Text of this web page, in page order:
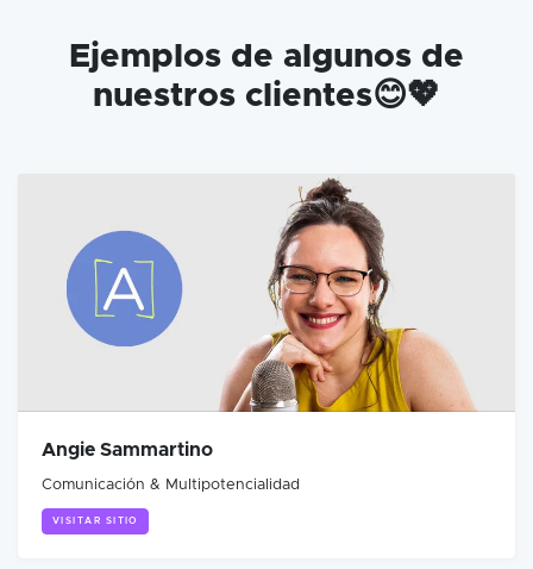
Ejemplos de algunos de
nuestros clientes😊💖
Angie Sammartino
Comunicación & Multipotencialidad
VISITAR SITIO